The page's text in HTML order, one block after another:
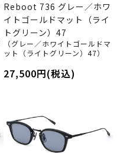
Reboot 736 グレー／ホワ
イトゴールドマット（ライ
トグリーン）47
（グレー／ホワイトゴールドマ
ット（ライトグリーン）47）
27,500円(税込)